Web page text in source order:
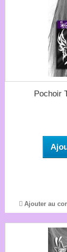
Pochoir
Ajouter au